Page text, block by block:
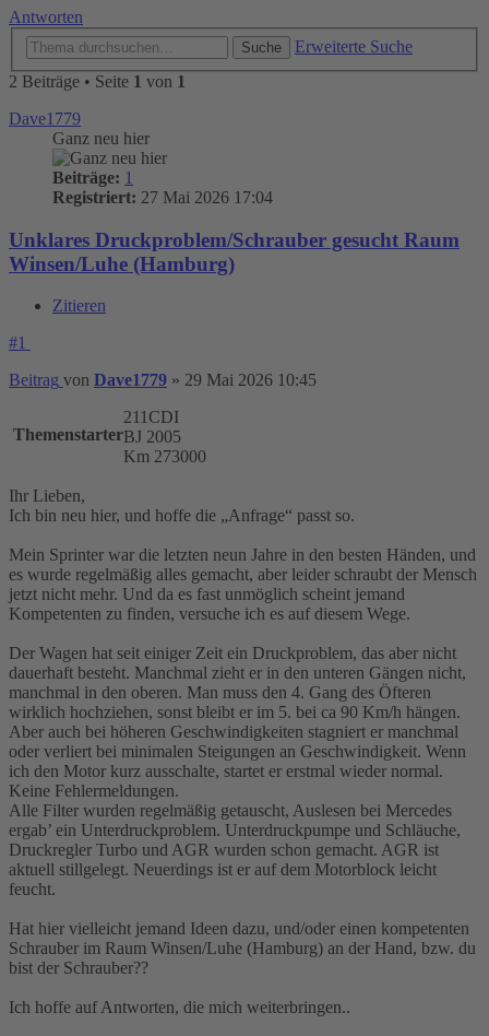
Antworten
Suche
Erweiterte Suche
2 Beiträge • Seite 1 von 1
Dave1779
Ganz neu hier
Beiträge: 1
Registriert: 27 Mai 2026 17:04
Unklares Druckproblem/Schrauber gesucht Raum
Winsen/Luhe (Hamburg)
Zitieren
#1
Beitrag von Dave1779 » 29 Mai 2026 10:45
Themenstarter
211CDI
BJ 2005
Km 273000
Ihr Lieben,
Ich bin neu hier, und hoffe die „Anfrage“ passt so.
Mein Sprinter war die letzten neun Jahre in den besten Händen, und
es wurde regelmäßig alles gemacht, aber leider schraubt der Mensch
jetzt nicht mehr. Und da es fast unmöglich scheint jemand
Kompetenten zu finden, versuche ich es auf diesem Wege.
Der Wagen hat seit einiger Zeit ein Druckproblem, das aber nicht
dauerhaft besteht. Manchmal zieht er in den unteren Gängen nicht,
manchmal in den oberen. Man muss den 4. Gang des Öfteren
wirklich hochziehen, sonst bleibt er im 5. bei ca 90 Km/h hängen.
Aber auch bei höheren Geschwindigkeiten stagniert er manchmal
oder verliert bei minimalen Steigungen an Geschwindigkeit. Wenn
ich den Motor kurz ausschalte, startet er erstmal wieder normal.
Keine Fehlermeldungen.
Alle Filter wurden regelmäßig getauscht, Auslesen bei Mercedes
ergab’ ein Unterdruckproblem. Unterdruckpumpe und Schläuche,
Druckregler Turbo und AGR wurden schon gemacht. AGR ist
aktuell stillgelegt. Neuerdings ist er auf dem Motorblock leicht
feucht.
Hat hier vielleicht jemand Ideen dazu, und/oder einen kompetenten
Schrauber im Raum Winsen/Luhe (Hamburg) an der Hand, bzw. du
bist der Schrauber??
Ich hoffe auf Antworten, die mich weiterbringen..